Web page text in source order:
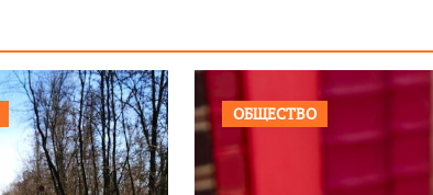
ОБЩЕСТВО